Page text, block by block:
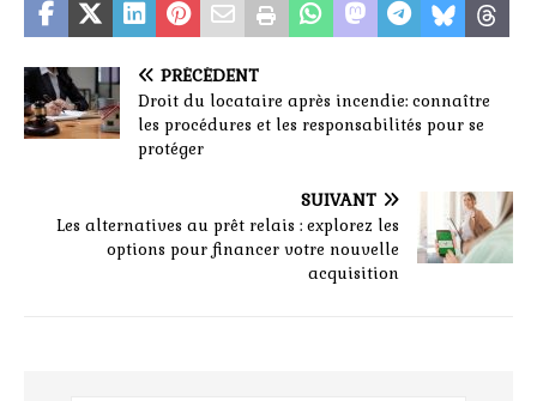
PRÉCÉDENT
Droit du locataire après incendie: connaître
les procédures et les responsabilités pour se
protéger
SUIVANT
Les alternatives au prêt relais : explorez les
options pour financer votre nouvelle
acquisition